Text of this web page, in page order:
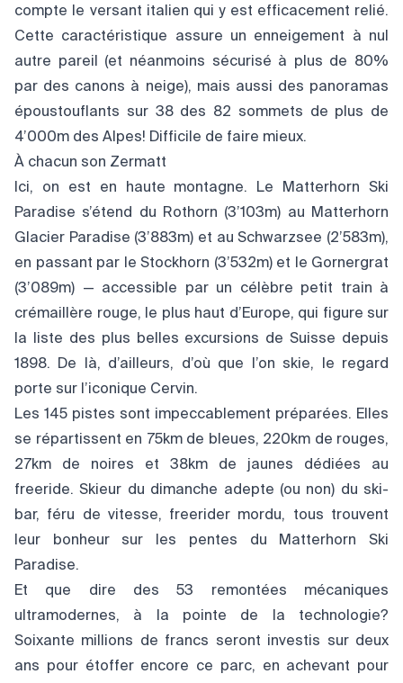
compte le versant italien qui y est efficacement relié.
Cette caractéristique assure un enneigement à nul
autre pareil (et néanmoins sécurisé à plus de 80%
par des canons à neige), mais aussi des panoramas
époustouflants sur 38 des 82 sommets de plus de
4’000m des Alpes! Difficile de faire mieux.
À chacun son Zermatt
Ici, on est en haute montagne. Le Matterhorn Ski
Paradise s’étend du Rothorn (3’103m) au Matterhorn
Glacier Paradise (3’883m) et au Schwarzsee (2’583m),
en passant par le Stockhorn (3’532m) et le Gornergrat
(3’089m) — accessible par un célèbre petit train à
crémaillère rouge, le plus haut d’Europe, qui figure sur
la liste des plus belles excursions de Suisse depuis
1898. De là, d’ailleurs, d’où que l’on skie, le regard
porte sur l’iconique Cervin.
Les 145 pistes sont impeccablement préparées. Elles
se répartissent en 75km de bleues, 220km de rouges,
27km de noires et 38km de jaunes dédiées au
freeride. Skieur du dimanche adepte (ou non) du ski-
bar, féru de vitesse, freerider mordu, tous trouvent
leur bonheur sur les pentes du Matterhorn Ski
Paradise.
Et que dire des 53 remontées mécaniques
ultramodernes, à la pointe de la technologie?
Soixante millions de francs seront investis sur deux
ans pour étoffer encore ce parc, en achevant pour